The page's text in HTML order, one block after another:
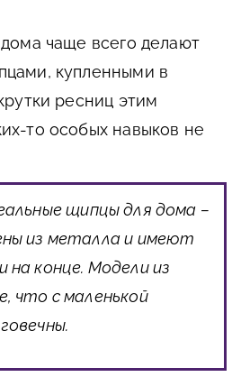
чаще всего делают
купленными в
ресниц этим
то особых навыков не
щипцы для дома –
из металла и имеют
на конце. Модели из
что с маленькой